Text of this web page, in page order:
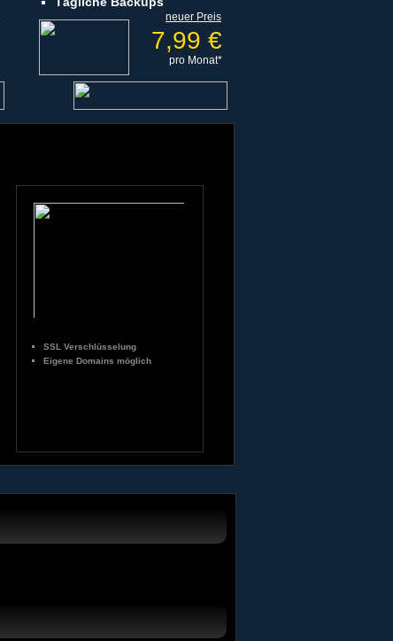
neuer Preis
7,99 €
pro Monat*
SSL Verschlüsselung
Eigene Domains möglich